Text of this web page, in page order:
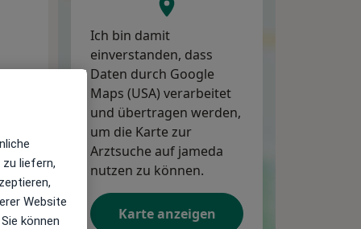
Do,
13 Aug
Ich bin damit
einverstanden, dass
Daten durch Google
Maps (USA) verarbeitet
und übertragen werden,
um die Karte zur
Arztsuche auf jameda
nutzen zu können.
Karte anzeigen
liefern,
Website
können